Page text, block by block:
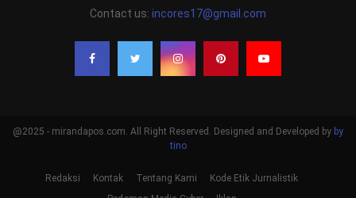
Contact us: incores17@gmail.com
@2025 - mirandapos.com. All Right Reserved. Designed and Developed by by
tino
Redaksi Kontak Tentang Kami
Kode Etik Jurnalistik